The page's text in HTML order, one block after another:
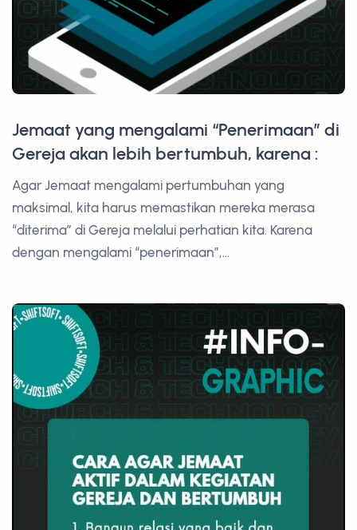
Jemaat yang mengalami “Penerimaan” di
Gereja akan lebih bertumbuh, karena :
Agar Jemaat mengalami pertumbuhan yang
maksimal, kita harus memastikan mereka merasa
“diterima” di Gereja melalui perhatian kita. Karena
dengan mengalami “penerimaan”,...